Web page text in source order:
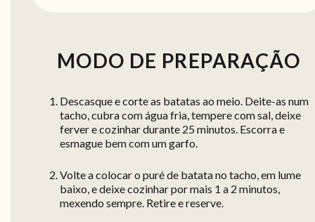
MODO DE PREPARAÇÃO
Descasque e corte as batatas ao meio. Deite-as num
tacho, cubra com água fria, tempere com sal, deixe
ferver e cozinhar durante 25 minutos. Escorra e
esmague bem com um garfo.
Volte a colocar o puré de batata no tacho, em lume
baixo, e deixe cozinhar por mais 1 a 2 minutos,
mexendo sempre. Retire e reserve.